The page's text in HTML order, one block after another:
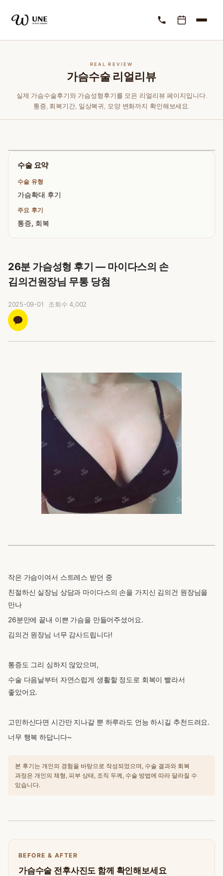
REAL REVIEW
가슴수술 리얼리뷰
실제 가슴수술후기와 가슴성형후기를 모은 리얼리뷰 페이지입니다.
통증, 회복기간, 일상복귀, 모양 변화까지 확인해보세요.
수술 요약
수술 유형
가슴확대 후기
주요 후기
통증, 회복
26분 가슴성형 후기 — 마이다스의 손
김의건원장님 무통 당첨
2025-09-01 조회수4,002
작은 가슴이여서 스트레스 받던 중
친절하신 실장님 상담과 마이다스의 손을 가지신 김의건 원장님을
만나
26분만에 끝내 이쁜 가슴을 만들어주셨어요.
김의건 원장님 너무 감사드립니다!
통증도 그리 심하지 않았으며,
수술 다음날부터 자연스럽게 생활할 정도로 회복이 빨라서
좋았어요.
고민하신다면 시간만 지나갈 뿐 하루라도 언능 하시길 추천드려요.
너무 행복 하답니다~
본 후기는 개인의 경험을 바탕으로 작성되었으며, 수술 결과와 회복
과정은 개인의 체형, 피부 상태, 조직 두께, 수술 방법에 따라 달라질 수
있습니다.
BEFORE & AFTER
가슴수술 전후사진도 함께 확인해보세요